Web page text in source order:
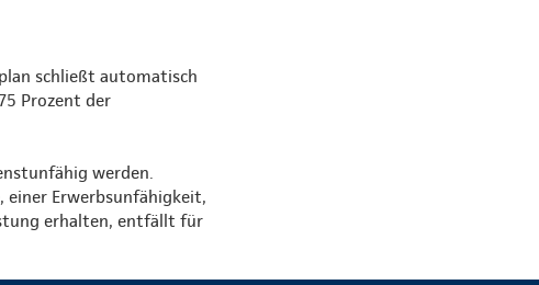
schließt automatisch
Prozent der
werden.
Erwerbsunfähigkeit,
erhalten, entfällt für